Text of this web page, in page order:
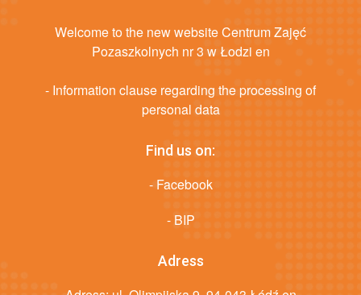
Welcome to the new website Centrum Zajęć
Pozaszkolnych nr 3 w Łodzi en
- Information clause regarding the processing of
personal data
Find us on:
- Facebook
- BIP
Adress